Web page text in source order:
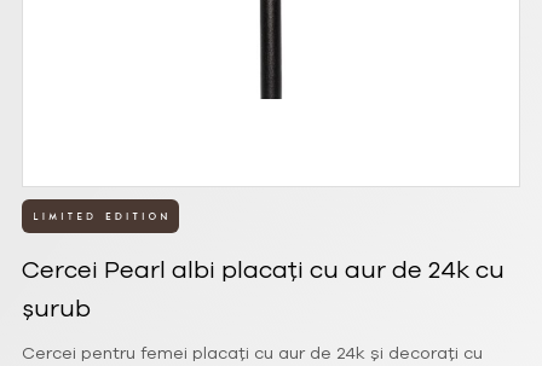
Cercei Pearl albi placați cu aur de 24k cu
șurub
Cercei pentru femei placați cu aur de 24k și decorați cu